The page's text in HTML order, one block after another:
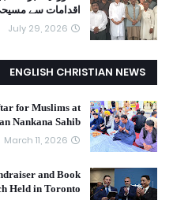
اقدامات سے
July 29, 2026
ENGLISH CHRISTIAN NEWS
for Muslims at
Nankana Sahib
March 11, 2026
and Book
Held in Toronto